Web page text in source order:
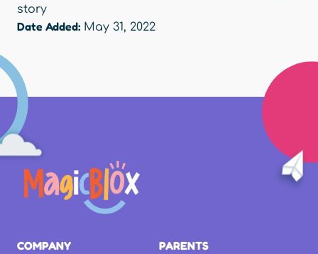
story
Date Added: May 31, 2022
COMPANY PARENTS